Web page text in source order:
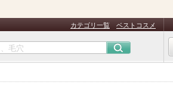
カテゴリ一覧 ベストコスメ